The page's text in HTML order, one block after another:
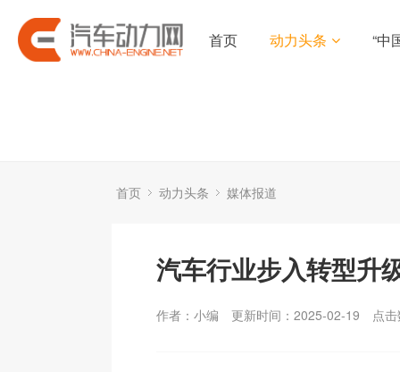
首页 动力头条 “中
首页 动力头条 媒体报道
汽车行业步入转型升
作者：小编 更新时间：2025-02-19 点